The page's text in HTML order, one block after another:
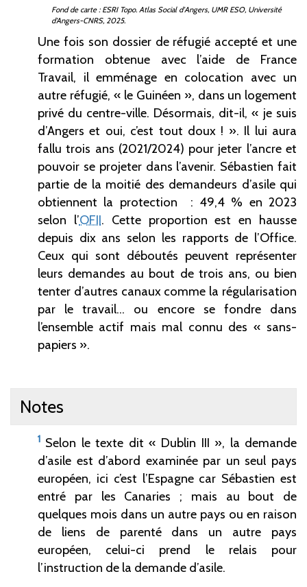
Fond de carte : ESRI Topo. Atlas Social d'Angers, UMR ESO, Université
d’Angers-CNRS, 2025.
Une fois son dossier de réfugié accepté et une
formation obtenue avec l’aide de France
Travail, il emménage en colocation avec un
autre réfugié, « le Guinéen », dans un logement
privé du centre-ville. Désormais, dit-il, « je suis
d’Angers et oui, c’est tout doux ! ». Il lui aura
fallu trois ans (2021/2024) pour jeter l’ancre et
pouvoir se projeter dans l’avenir. Sébastien fait
partie de la moitié des demandeurs d’asile qui
obtiennent la protection
: 49,4 % en 2023
selon l’OFII. Cette proportion est en hausse
depuis dix ans selon les rapports de l’Office.
Ceux qui sont déboutés peuvent représenter
leurs demandes au bout de trois ans, ou bien
tenter d’autres canaux comme la régularisation
par le travail… ou encore se fondre dans
l’ensemble actif mais mal connu des « sans-
papiers ».
Notes
1 Selon le texte dit « Dublin III », la demande
d’asile est d’abord examinée par un seul pays
européen, ici c’est l’Espagne car Sébastien est
entré par les Canaries ; mais au bout de
quelques mois dans un autre pays ou en raison
de liens de parenté dans un autre pays
européen, celui-ci prend le relais pour
l’instruction de la demande d’asile.